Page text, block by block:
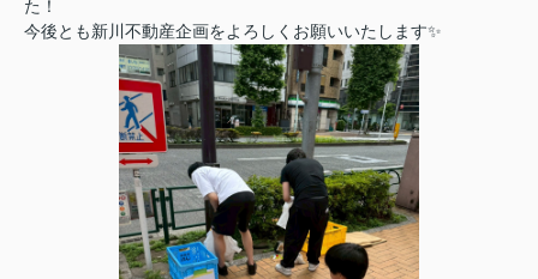
た！
今後とも新川不動産企画をよろしくお願いいたします✨